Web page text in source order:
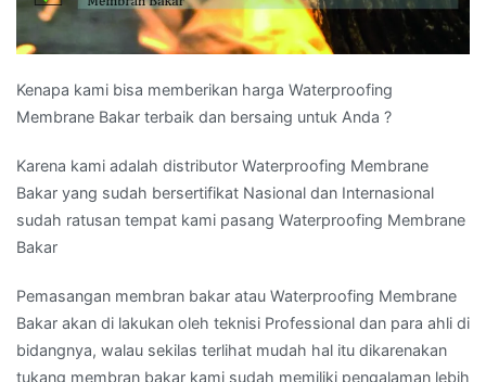
Kenapa kami bisa memberikan harga Waterproofing
Membrane Bakar terbaik dan bersaing untuk Anda ?
Karena kami adalah distributor Waterproofing Membrane
Bakar yang sudah bersertifikat Nasional dan Internasional
sudah ratusan tempat kami pasang Waterproofing Membrane
Bakar
Pemasangan membran bakar atau Waterproofing Membrane
Bakar akan di lakukan oleh teknisi Professional dan para ahli di
bidangnya, walau sekilas terlihat mudah hal itu dikarenakan
tukang membran bakar kami sudah memiliki pengalaman lebih